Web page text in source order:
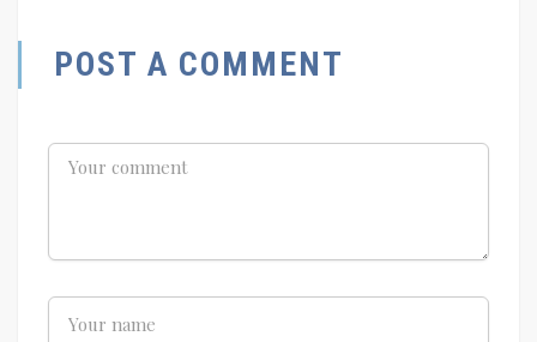
POST A COMMENT